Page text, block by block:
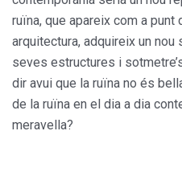
ruïna, que apareix com a punt
arquitectura, adquireix un
seves estructures i
dir avui que la ruïna no és
de la ruïna en el dia a dia
meravella?